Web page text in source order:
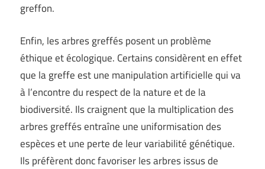
greffon.
Enfin, les arbres greffés posent un problème
éthique et écologique. Certains considèrent en effet
que la greffe est une manipulation artificielle qui va
à l’encontre du respect de la nature et de la
biodiversité. Ils craignent que la multiplication des
arbres greffés entraîne une uniformisation des
espèces et une perte de leur variabilité génétique.
Ils préfèrent donc favoriser les arbres issus de